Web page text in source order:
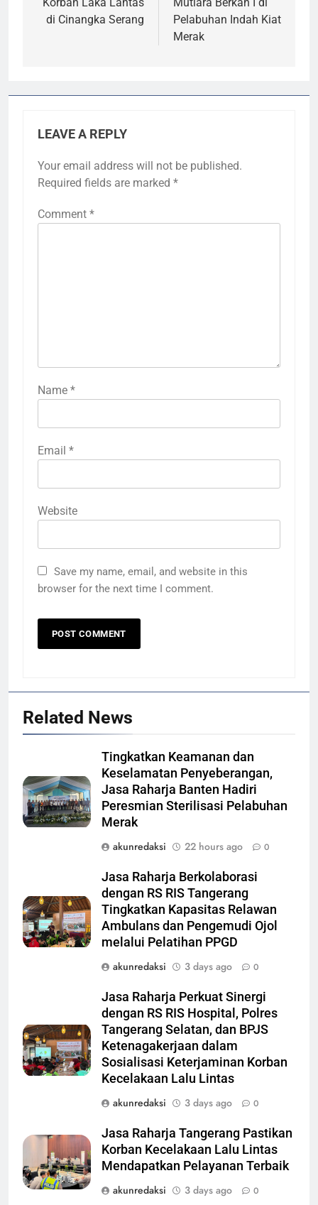
di Cinangka Serang
Pelabuhan Indah Kiat
Merak
LEAVE A REPLY
Your email address will not be published.
Required fields are marked *
Comment *
Name *
Email *
Website
Save my name, email, and website in this
browser for the next time I comment.
Related News
Tingkatkan Keamanan dan
Keselamatan Penyeberangan,
Jasa Raharja Banten Hadiri
Peresmian Sterilisasi Pelabuhan
Merak
akunredaksi
22 hours ago 0
Jasa Raharja Berkolaborasi
dengan RS RIS Tangerang
Tingkatkan Kapasitas Relawan
Ambulans dan Pengemudi Ojol
melalui Pelatihan PPGD
akunredaksi
3 days ago 0
Jasa Raharja Perkuat Sinergi
dengan RS RIS Hospital, Polres
Tangerang Selatan, dan BPJS
Ketenagakerjaan dalam
Sosialisasi Keterjaminan Korban
Kecelakaan Lalu Lintas
akunredaksi
3 days ago 0
Jasa Raharja Tangerang Pastikan
Korban Kecelakaan Lalu Lintas
Mendapatkan Pelayanan Terbaik
akunredaksi
3 days ago 0